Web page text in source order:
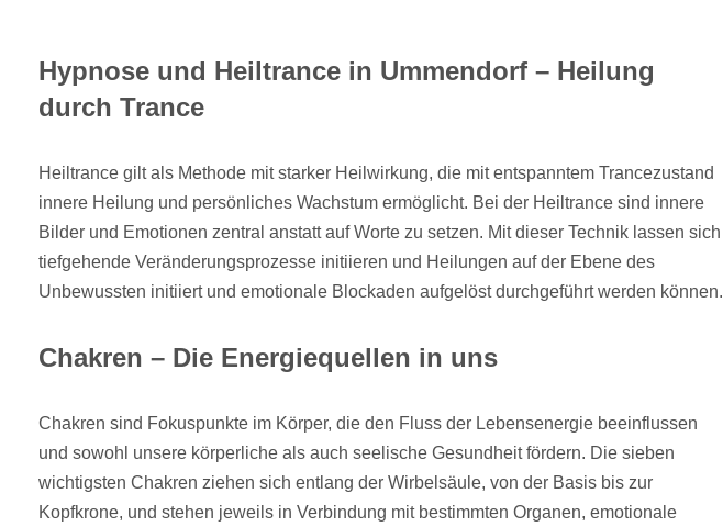
Hypnose und Heiltrance in Ummendorf – Heilung
durch Trance
Heiltrance gilt als Methode mit starker Heilwirkung, die mit entspanntem Trancezustand
innere Heilung und persönliches Wachstum ermöglicht. Bei der Heiltrance sind innere
Bilder und Emotionen zentral anstatt auf Worte zu setzen. Mit dieser Technik lassen sich
tiefgehende Veränderungsprozesse initiieren und Heilungen auf der Ebene des
Unbewussten initiiert und emotionale Blockaden aufgelöst durchgeführt werden können.
Chakren – Die Energiequellen in uns
Chakren sind Fokuspunkte im Körper, die den Fluss der Lebensenergie beeinflussen
und sowohl unsere körperliche als auch seelische Gesundheit fördern. Die sieben
wichtigsten Chakren ziehen sich entlang der Wirbelsäule, von der Basis bis zur
Kopfkrone, und stehen jeweils in Verbindung mit bestimmten Organen, emotionale